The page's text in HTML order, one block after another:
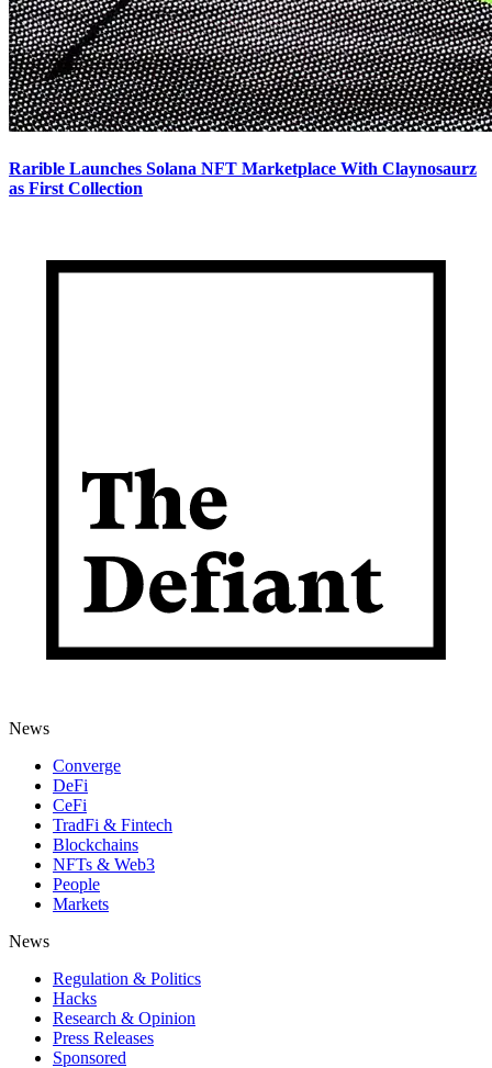
Rarible Launches Solana NFT Marketplace With Claynosaurz
as First Collection
News
Converge
DeFi
CeFi
TradFi & Fintech
Blockchains
NFTs & Web3
People
Markets
News
Regulation & Politics
Hacks
Research & Opinion
Press Releases
Sponsored